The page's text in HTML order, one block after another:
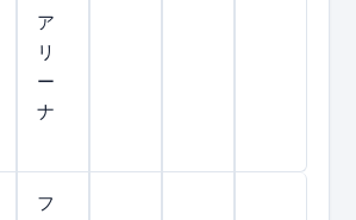
ア
リ
ー
ナ
フ